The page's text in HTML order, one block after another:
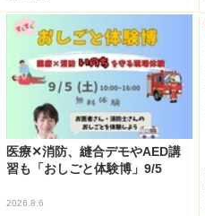
医療✕消防、縫合デモやAED講
習も「おしごと体験博」9/5
2026.8.6